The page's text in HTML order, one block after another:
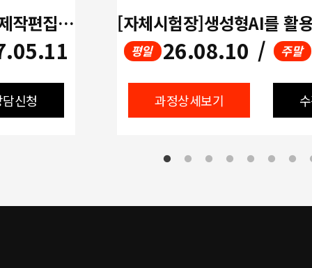
[멀티미디어]생성형AI활용 영상제작편집(UI/UX디자인,프리미어,에프터이펙트,ChatGPT)
신청
평일 26.08.10 / 주말
과정상세보기